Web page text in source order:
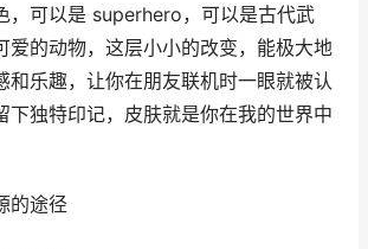
，可以是 superhero，可以是古代武
爱的动物，这层小小的改变，能极大地
和乐趣，让你在朋友联机时一眼就被认
下独特印记，皮肤就是你在我的世界中
的途径